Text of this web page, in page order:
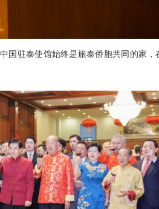
国驻泰使馆始终是旅泰侨胞共同的家